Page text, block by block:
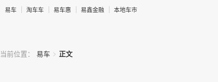
易车 淘车车 易车惠 易鑫金融 本地车市
当前位置： 易车 > 正文